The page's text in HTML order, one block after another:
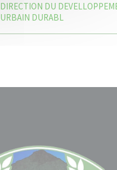
DIRECTION DU
URBAIN DURABL